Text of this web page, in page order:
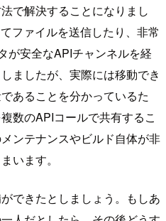
で解決することになりまし
ファイルを送信したり、非常
が安全なAPIチャンネルを経
ましたが、実際には移動でき
あることを分かっているた
数のAPIコールで共有するこ
ンテナンスやビルド自体が非
います。
できたとしましょう。もしあ